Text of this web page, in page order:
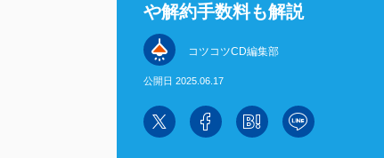
や解約手数料も解説
コツコツCD編集部
公開日 2025.06.17